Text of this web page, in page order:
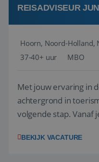
boeken! ...
REISADVISEUR
Hoorn, Noord-Holland,
37-40+ uur
MBO
Met jouw ervaring in
achtergrond in
volgende stap. Vanaf
wensen van je team,
BEKIJK VACATURE